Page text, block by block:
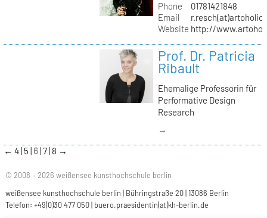
Phone
01781421848
Email
Website http://
Prof. Dr. Patricia
Ribault
Ehemalige Professorin für
Performative Design
Research
→
← 4 5 6 7 8 →
© 2008 – 2026 weißensee kunsthochschule berlin
weißensee kunsthochschule berlin | Bühringstraße 20 | 13086 Berlin
Telefon: +49(0)30 477 050 | buero.praesidentin(at)kh-berlin.de